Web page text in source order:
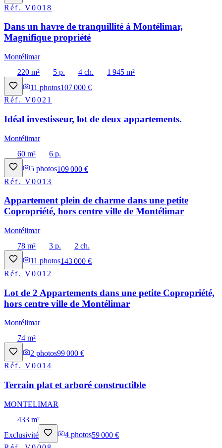
Réf.V0018
Dans un havre de tranquillité à Montélimar,
Magnifique propriété
Montélimar
220 m²
5 p. 4 ch.
1 945 m²
11 photos107 000 €
Réf.V0021
Idéal investisseur, lot de deux appartements.
Montélimar
60 m²
6 p.
5 photos109 000 €
Réf.V0013
Appartement plein de charme dans une petite
Copropriété, hors centre ville de Montélimar
Montélimar
78 m²
3 p.
2 ch.
11 photos143 000 €
Réf.V0012
Lot de 2 Appartements dans une petite Copropriété,
hors centre ville de Montélimar
Montélimar
74 m²
2 photos99 000 €
Réf.V0014
Terrain plat et arboré constructible
MONTELIMAR
433 m²
Exclusivité
4 photos59 000 €